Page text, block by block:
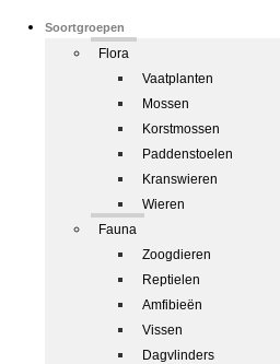
Soortgroepen
Flora
Vaatplanten
Mossen
Korstmossen
Paddenstoelen
Kranswieren
Wieren
Fauna
Zoogdieren
Reptielen
Amfibieën
Vissen
Dagvlinders